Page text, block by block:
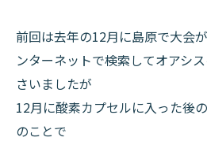
前回は去年の12月に島原で大会
ンターネットで検索してオアシ
さいましたが
12月に酸素カプセルに入った後
のことで